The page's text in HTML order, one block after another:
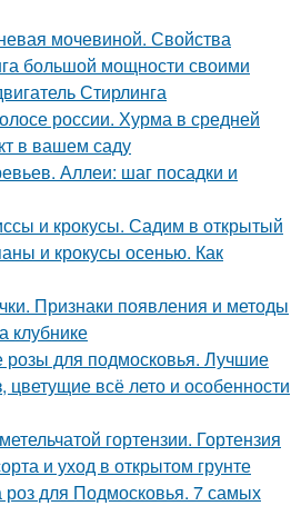
мочевиной. Свойства
большой мощности своими
Стирлинга
россии. Хурма в средней
в вашем саду
Аллеи: шаг посадки и
и крокусы. Садим в открытый
и крокусы осенью. Как
Признаки появления и методы
клубнике
розы для подмосковья. Лучшие
цветущие всё лето и особенности
гортензии. Гортензия
и уход в открытом грунте
роз для Подмосковья. 7 самых